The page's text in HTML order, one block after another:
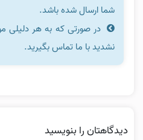
شما ارسال شده باشد.
در صورتی که به هر دلیلی
نشدید با ما تماس بگیرید.
دیدگاهتان را بنویسید